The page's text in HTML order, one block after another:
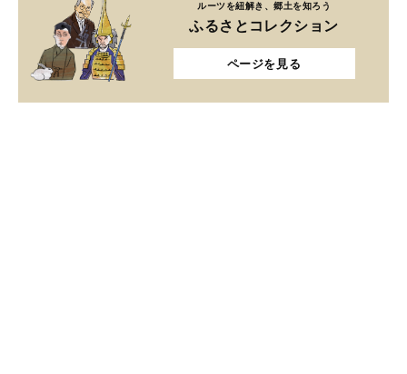
ルーツを紐解き、郷土を知ろう
ふるさとコレクション
ページを見る